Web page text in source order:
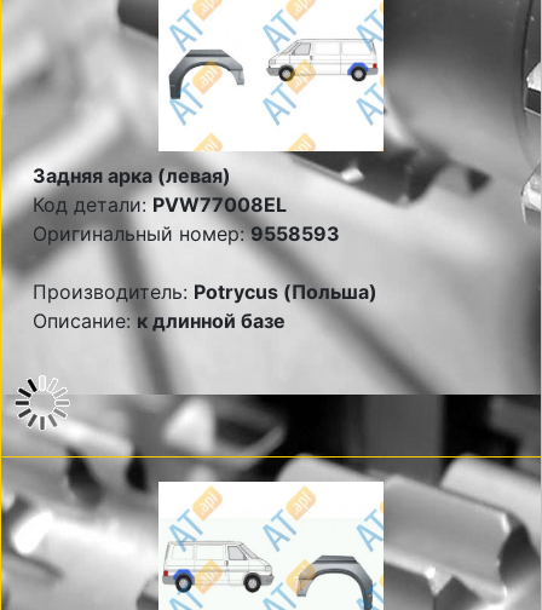
Задняя арка (левая)
Код детали: PVW77008EL
Оригинальный номер:9558593
Производитель: Potrycus (Польша)
Описание: к длинной базе